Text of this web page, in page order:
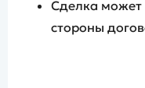
Сделка может
стороны